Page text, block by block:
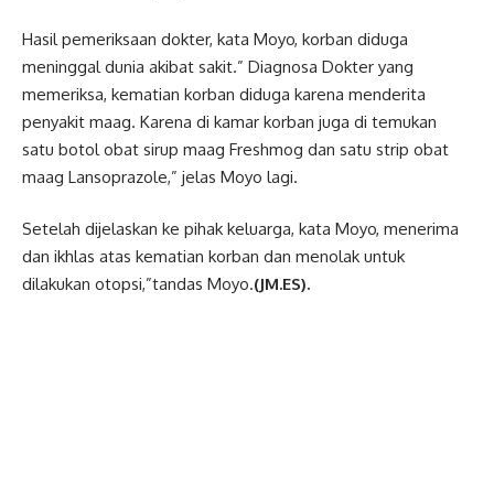
Hasil pemeriksaan dokter, kata Moyo, korban diduga
meninggal dunia akibat sakit.” Diagnosa Dokter yang
memeriksa, kematian korban diduga karena menderita
penyakit maag. Karena di kamar korban juga di temukan
satu botol obat sirup maag Freshmog dan satu strip obat
maag Lansoprazole,” jelas Moyo lagi.
Setelah dijelaskan ke pihak keluarga, kata Moyo, menerima
dan ikhlas atas kematian korban dan menolak untuk
dilakukan otopsi,”tandas Moyo.(JM.ES).